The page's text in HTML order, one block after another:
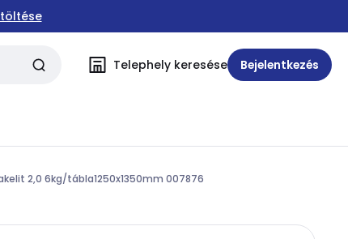
Telephely keresése Bejelentkezés
2,0 6kg/tábla1250x1350mm 007876